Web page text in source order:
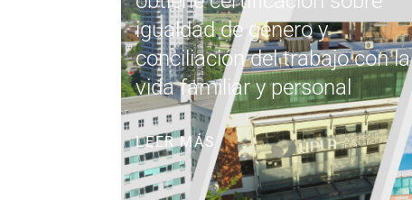
igualdad de género y
conciliación del trabajo con la
vida familiar y personal
LEER MÁS